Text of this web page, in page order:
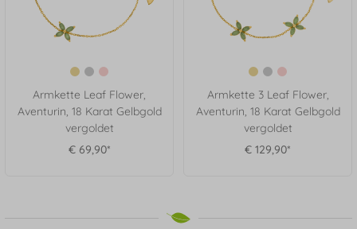
Armkette Leaf Flower,
Aventurin, 18 Karat Gelbgold
vergoldet
€ 69,90*
Armkette 3 Leaf Flower,
Aventurin, 18 Karat Gelbgold
vergoldet
€ 129,90*